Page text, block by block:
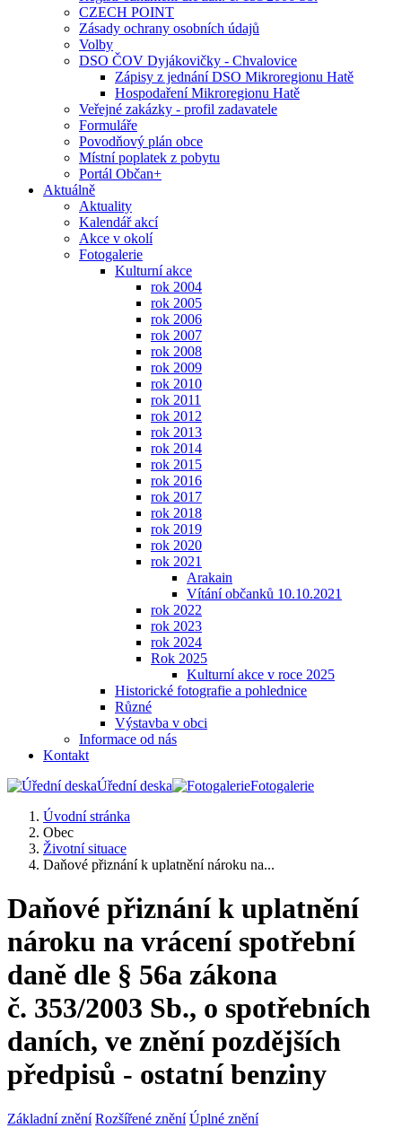
CZECH POINT
Zásady ochrany osobních údajů
Volby
DSO ČOV Dyjákovičky - Chvalovice
Zápisy z jednání DSO Mikroregionu Hatě
Hospodaření Mikroregionu Hatě
Veřejné zakázky - profil zadavatele
Formuláře
Povodňový plán obce
Místní poplatek z pobytu
Portál Občan+
Aktuálně
Aktuality
Kalendář akcí
Akce v okolí
Fotogalerie
Kulturní akce
rok 2004
rok 2005
rok 2006
rok 2007
rok 2008
rok 2009
rok 2010
rok 2011
rok 2012
rok 2013
rok 2014
rok 2015
rok 2016
rok 2017
rok 2018
rok 2019
rok 2020
rok 2021
Arakain
Vítání občanků 10.10.2021
rok 2022
rok 2023
rok 2024
Rok 2025
Kulturní akce v roce 2025
Historické fotografie a pohlednice
Různé
Výstavba v obci
Informace od nás
Kontakt
Úřední deska
Fotogalerie
Úvodní stránka
Obec
Životní situace
Daňové přiznání k uplatnění nároku na...
Daňové přiznání k uplatnění
nároku na vrácení spotřební
daně dle § 56a zákona
č. 353/2003 Sb., o spotřebních
daních, ve znění pozdějších
předpisů - ostatní benziny
Základní znění Rozšířené znění Úplné znění